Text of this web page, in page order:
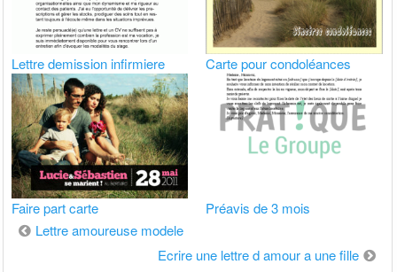
Lettre demission infirmiere Carte pour condoléances
Faire part carte Préavis de 3 mois
Navigation
Lettre amoureuse modele
Ecrire une lettre d amour a une fille